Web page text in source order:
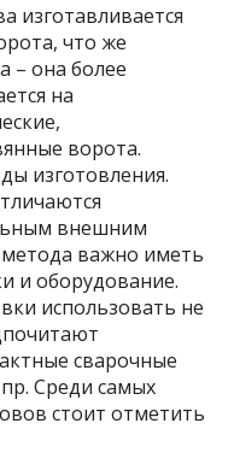
изготавливается
что же
– она более
на
ворота.
изготовления.
внешним
важно иметь
и оборудование.
использовать не
сварочные
Среди самых
стоит отметить